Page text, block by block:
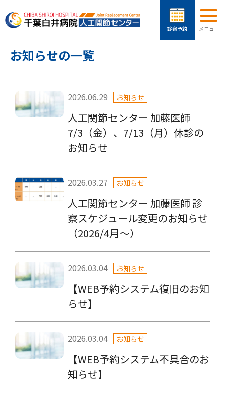
お知らせの一覧
2026.06.29 お知らせ
人工関節センター 加藤医師
7/3（金）、7/13（月）休診の
お知らせ
2026.03.27 お知らせ
人工関節センター 加藤医師 診
察スケジュール変更のお知らせ
（2026/4月～）
2026.03.04 お知らせ
【WEB予約システム復旧のお知
らせ】
2026.03.04 お知らせ
【WEB予約システム不具合のお
知らせ】